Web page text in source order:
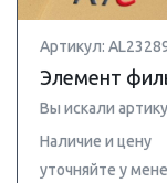
Артикул:
Элемент
Вы искали
Наличие и цену
уточняйте у